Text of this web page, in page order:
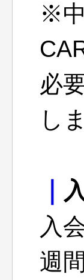
※
必
し
入
週